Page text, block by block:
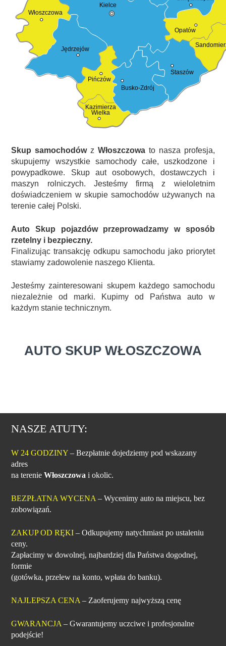
Kielce
Włoszczowa
Jędrzejów
Pińczów
Kazimierza
Wielka
Busko-Zdrój
Staszów
Opatów
Skup samochodówzWłoszczowa to nasza profesja,
skupujemy wszystkie samochody całe, uszkodzone i
powypadkowe. Skup aut osobowych, dostawczych i
maszyn rolniczych. Jesteśmy firmą z wieloletnim
doświadczeniem w skupie samochodów używanych na
terenie całej Polski.
Auto Skup pojazdów przeprowadzamy w sposób
rzetelny i bezpieczny.
Finalizując transakcję odkupu samochodu jako priorytet
stawiamy zadowolenie naszego Klienta.
Jesteśmy zainteresowani skupem każdego samochodu
niezależnie od marki. Kupimy od Państwa auto w
każdym stanie technicznym.
AUTO SKUP WŁOSZCZOWA
NASZE ATUTY:
W 24 GODZINY – Bezpłatnie dojedziemy pod wskazany
adres
na terenieWłoszczowa i okolic.
BEZPŁATNA WYCENA – Wycenimy auto na miejscu, bez
zobowiązań.
ZAKUP OD RĘKI – Odkupujemy natychmiast po ustaleniu
ceny.
Zapłacimy w dowolnej, najbardziej dla Państwa dogodnej,
formie
(gotówka, przelew na konto, wpłata do banku).
NAJLEPSZA CENA – Zaoferujemy najwyższą cenę
GWARANCJA – Gwarantujemy uczciwe i profesjonalne
podejście!